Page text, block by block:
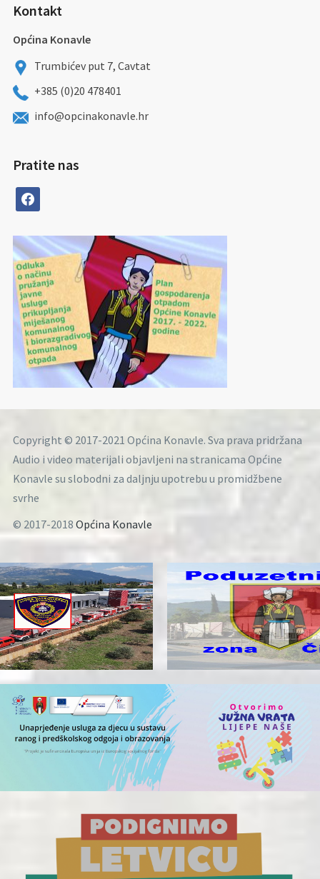
Kontakt
Općina Konavle
Trumbićev put 7, Cavtat
+385 (0)20 478401
info@opcinakonavle.hr
Pratite nas
facebook
Copyright © 2017-2021 Općina Konavle. Sva prava pridržana
Audio i video materijali objavljeni na stranicama Općine
Konavle su slobodni za daljnju upotrebu u promidžbene
svrhe
© 2017-2018 Općina Konavle